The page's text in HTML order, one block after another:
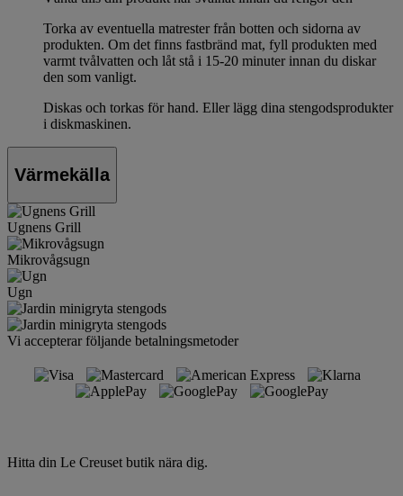
Torka av eventuella matrester från botten och sidorna av
produkten. Om det finns fastbränd mat, fyll produkten med
varmt tvålvatten och låt stå i 15-20 minuter innan du diskar
den som vanligt.
Diskas och torkas för hand. Eller lägg dina stengodsprodukter
i diskmaskinen.
Värmekälla
Ugnens Grill
Mikrovågsugn
Ugn
Vi accepterar följande betalningsmetoder
Hitta din Le Creuset butik nära dig.